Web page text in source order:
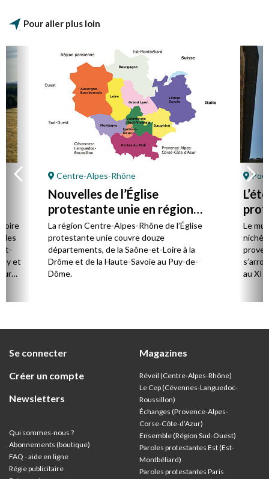
Pour aller plus loin
et
Centre-Alpes-Rhône
Nouvelles de l’Église
protestante unie en région
Centre-Alpes-Rhône
La région Centre-Alpes-Rhône de l’Église
protestante unie couvre douze
départements, de la Saône-et-Loire à la
Drôme et de la Haute-Savoie au Puy-de-
Dôme.
Le
niché
au
Se connecter
Créer un compte
Newsletters
Qui sommes-nous ?
Abonnements (boutique)
FAQ - aide en ligne
Régie publicitaire
Magazines
Réveil (Centre-Alpes-Rhône)
Le Cep (Cévennes-Languedoc-
Roussillon)
Échanges (Provence-Alpes-
Corse-Côte-d’Azur)
Ensemble (Région Sud-Ouest)
Paroles protestantes Est (Est-
Montbéliard)
Paroles protestantes Paris